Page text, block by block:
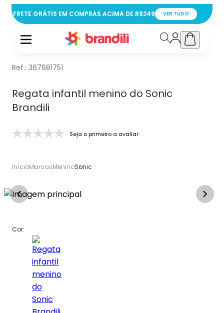
FRETE GRÁTIS EM COMPRAS ACIMA DE R$249 VER TUDO
Ref.: 367681751
Regata infantil menino do Sonic
Brandili
Seja o primeiro a avaliar
InícioMarcasMeninoSonic
Cor: